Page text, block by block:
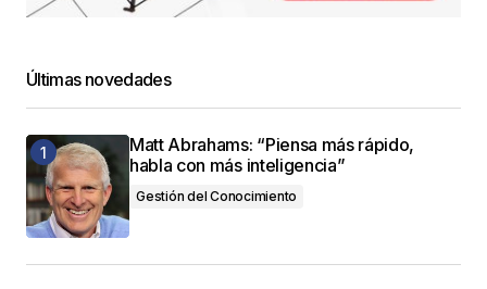
Responder
Muchas gracias por tus palabras, Sergio
JC
juancarlos
12 octubre, 2017 at 8:14 am
Últimas novedades
Matt Abrahams: “Piensa más rápido,
habla con más inteligencia”
Gestión del Conocimiento